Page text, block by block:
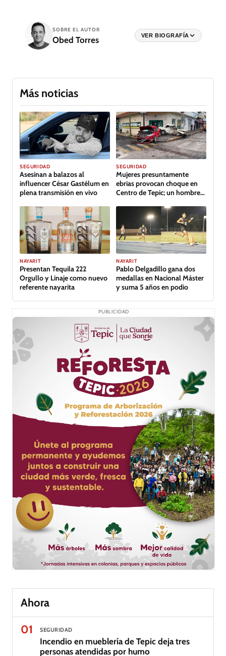
SOBRE EL AUTOR
Obed Torres VER BIOGRAFÍA
Más noticias
SEGURIDAD
Asesinan a balazos al
influencer César Gastélum en
plena transmisión en vivo
SEGURIDAD
Mujeres presuntamente
ebrias provocan choque en
Centro de Tepic; un hombre
GALERÍA
NAYARIT
Presentan Tequila 222
Orgullo y Linaje como nuevo
referente nayarita
NAYARIT
Pablo Delgadillo gana dos
medallas en Nacional Máster
y suma 5 años en podio
PUBLICIDAD
Ahora
01
SEGURIDAD
Incendio en mueblería de Tepic deja tres
personas atendidas por humo